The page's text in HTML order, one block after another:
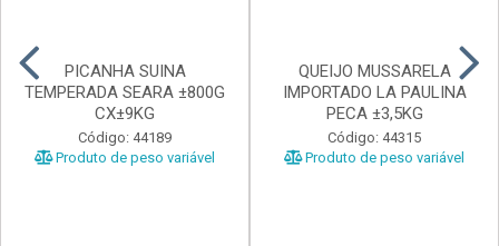
PICANHA SUINA
TEMPERADA SEARA ±800G
CX±9KG
Código: 44189
Produto de peso variável
QUEIJO MUSSARELA
IMPORTADO LA PAULINA
PECA ±3,5KG
Código: 44315
Produto de peso variável